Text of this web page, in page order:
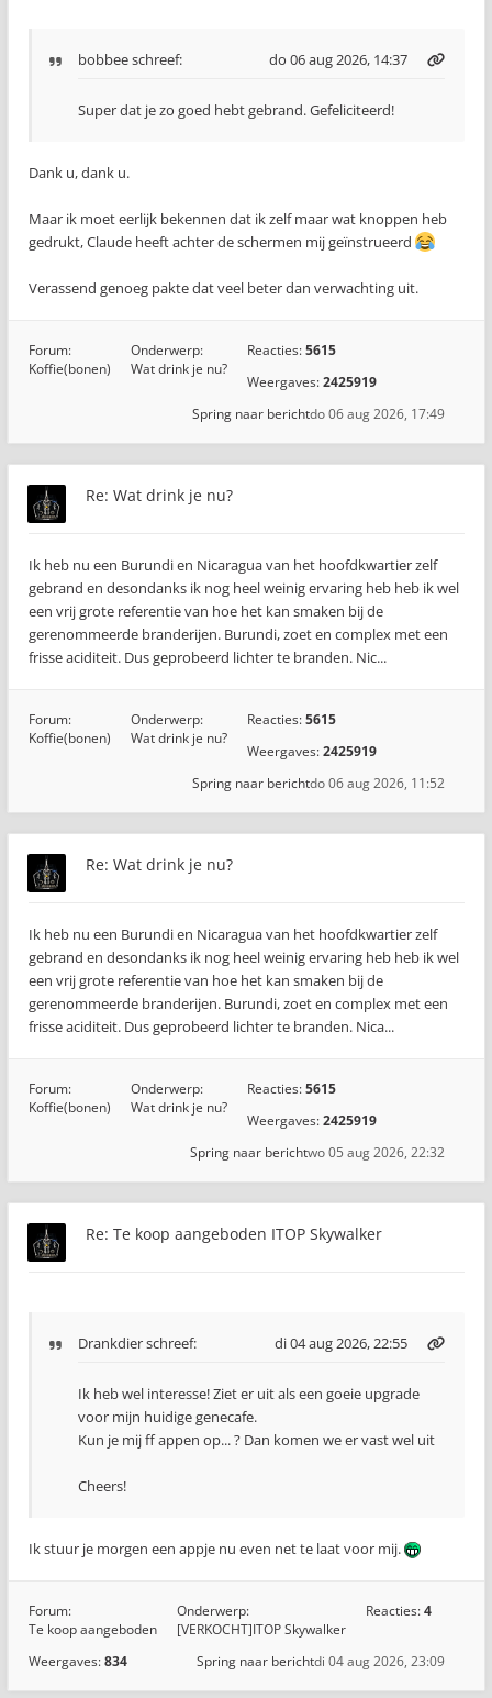
bobbeeschreef: do 06 aug 2026, 14:37
Super dat je zo goed hebt gebrand. Gefeliciteerd!
Dank u, dank u.
Maar ik moet eerlijk bekennen dat ik zelf maar wat knoppen heb
gedrukt, Claude heeft achter de schermen mij geïnstrueerd
Verassend genoeg pakte dat veel beter dan verwachting uit.
Forum:
Koffie(bonen)
Onderwerp:
Wat drink je nu?
Reacties:5615
Weergaves:2425919
do 06 aug 2026, 17:49
Spring naar bericht
Re: Wat drink je nu?
Ik heb nu een Burundi en Nicaragua van het hoofdkwartier zelf
gebrand en desondanks ik nog heel weinig ervaring heb heb ik wel
een vrij grote referentie van hoe het kan smaken bij de
gerenommeerde branderijen. Burundi, zoet en complex met een
frisse aciditeit. Dus geprobeerd lichter te branden. Nic...
Forum:
Koffie(bonen)
Onderwerp:
Wat drink je nu?
Reacties:5615
Weergaves:2425919
do 06 aug 2026, 11:52
Spring naar bericht
Re: Wat drink je nu?
Ik heb nu een Burundi en Nicaragua van het hoofdkwartier zelf
gebrand en desondanks ik nog heel weinig ervaring heb heb ik wel
een vrij grote referentie van hoe het kan smaken bij de
gerenommeerde branderijen. Burundi, zoet en complex met een
frisse aciditeit. Dus geprobeerd lichter te branden. Nica...
Forum:
Koffie(bonen)
Onderwerp:
Wat drink je nu?
Reacties:5615
Weergaves:2425919
wo 05 aug 2026, 22:32
Spring naar bericht
Re: Te koop aangeboden ITOP Skywalker
Drankdierschreef: di 04 aug 2026, 22:55
Ik heb wel interesse! Ziet er uit als een goeie upgrade
voor mijn huidige genecafe.
Kun je mij ff appen op... ? Dan komen we er vast wel uit
Cheers!
Ik stuur je morgen een appje nu even net te laat voor mij.
Forum:
Te koop aangeboden
Onderwerp:
[VERKOCHT]ITOP Skywalker
Reacties:4
Weergaves:834 di 04 aug 2026, 23:09
Spring naar bericht